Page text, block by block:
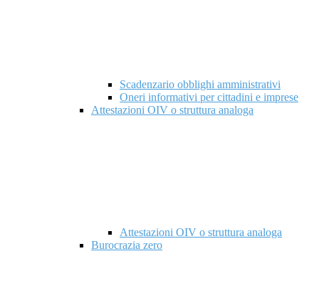
Scadenzario obblighi amministrativi
Oneri informativi per cittadini e imprese
Attestazioni OIV o struttura analoga
Attestazioni OIV o struttura analoga
Burocrazia zero